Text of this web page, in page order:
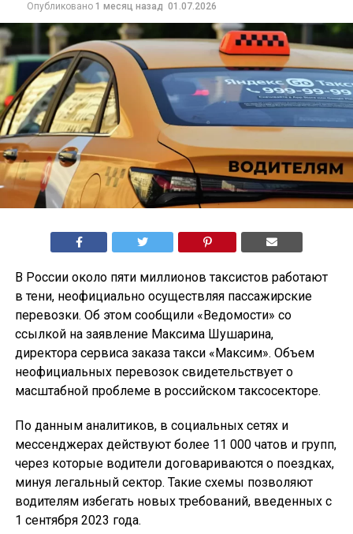
Опубликовано 1 месяц назад 01.07.2026
В России около пяти миллионов таксистов работают
в тени, неофициально осуществляя пассажирские
перевозки. Об этом сообщили «Ведомости» со
ссылкой на заявление Максима Шушарина,
директора сервиса заказа такси «Максим». Объем
неофициальных перевозок свидетельствует о
масштабной проблеме в российском таксосекторе.
По данным аналитиков, в социальных сетях и
мессенджерах действуют более 11 000 чатов и групп,
через которые водители договариваются о поездках,
минуя легальный сектор. Такие схемы позволяют
водителям избегать новых требований, введенных с
1 сентября 2023 года.